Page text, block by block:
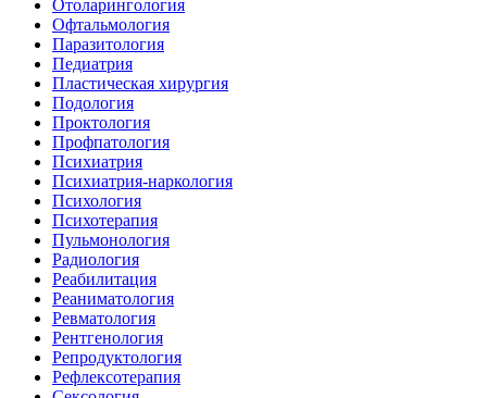
Отоларингология
Офтальмология
Паразитология
Педиатрия
Пластическая хирургия
Подология
Проктология
Профпатология
Психиатрия
Психиатрия-наркология
Психология
Психотерапия
Пульмонология
Радиология
Реабилитация
Реаниматология
Ревматология
Рентгенология
Репродуктология
Рефлексотерапия